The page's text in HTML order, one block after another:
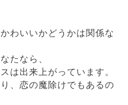
わいいかどうかは関係な
たなら、
は出来上がっています。
、恋の魔除けでもあるの